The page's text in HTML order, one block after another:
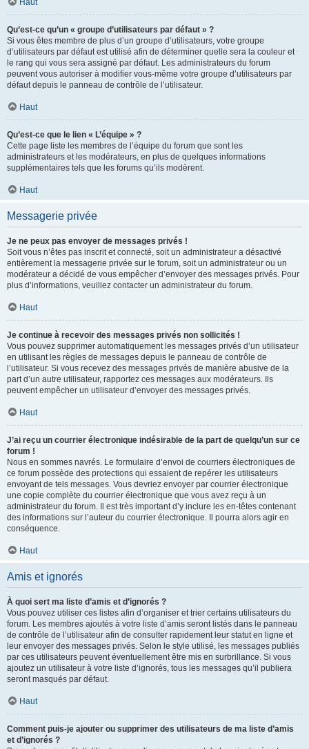
Haut
Qu’est-ce qu’un « groupe d’utilisateurs par défaut » ?
Si vous êtes membre de plus d’un groupe d’utilisateurs, votre groupe
d’utilisateurs par défaut est utilisé afin de déterminer quelle sera la couleur et
le rang qui vous sera assigné par défaut. Les administrateurs du forum
peuvent vous autoriser à modifier vous-même votre groupe d’utilisateurs par
défaut depuis le panneau de contrôle de l’utilisateur.
Haut
Qu’est-ce que le lien « L’équipe » ?
Cette page liste les membres de l’équipe du forum que sont les
administrateurs et les modérateurs, en plus de quelques informations
supplémentaires tels que les forums qu’ils modèrent.
Haut
Messagerie privée
Je ne peux pas envoyer de messages privés !
Soit vous n’êtes pas inscrit et connecté, soit un administrateur a désactivé
entièrement la messagerie privée sur le forum, soit un administrateur ou un
modérateur a décidé de vous empêcher d’envoyer des messages privés. Pour
plus d’informations, veuillez contacter un administrateur du forum.
Haut
Je continue à recevoir des messages privés non sollicités !
Vous pouvez supprimer automatiquement les messages privés d’un utilisateur
en utilisant les règles de messages depuis le panneau de contrôle de
l’utilisateur. Si vous recevez des messages privés de manière abusive de la
part d’un autre utilisateur, rapportez ces messages aux modérateurs. Ils
peuvent empêcher un utilisateur d’envoyer des messages privés.
Haut
J’ai reçu un courrier électronique indésirable de la part de quelqu’un sur ce
forum !
Nous en sommes navrés. Le formulaire d’envoi de courriers électroniques de
ce forum possède des protections qui essaient de repérer les utilisateurs
envoyant de tels messages. Vous devriez envoyer par courrier électronique
une copie complète du courrier électronique que vous avez reçu à un
administrateur du forum. Il est très important d’y inclure les en-têtes contenant
des informations sur l’auteur du courrier électronique. Il pourra alors agir en
conséquence.
Haut
Amis et ignorés
À quoi sert ma liste d’amis et d’ignorés ?
Vous pouvez utiliser ces listes afin d’organiser et trier certains utilisateurs du
forum. Les membres ajoutés à votre liste d’amis seront listés dans le panneau
de contrôle de l’utilisateur afin de consulter rapidement leur statut en ligne et
leur envoyer des messages privés. Selon le style utilisé, les messages publiés
par ces utilisateurs peuvent éventuellement être mis en surbrillance. Si vous
ajoutez un utilisateur à votre liste d’ignorés, tous les messages qu’il publiera
seront masqués par défaut.
Haut
Comment puis-je ajouter ou supprimer des utilisateurs de ma liste d’amis
et d’ignorés ?